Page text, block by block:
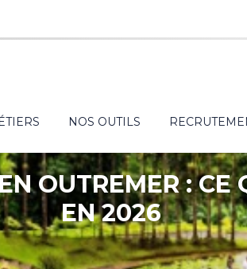
NOS OUTILS
OUTREMER : CE
EN 2026